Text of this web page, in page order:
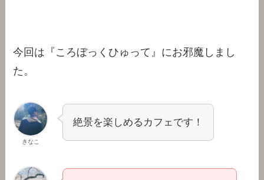
今回は『ころぼっくひゅって』にお邪魔しまし
た。
きなこ
絶景を楽しめるカフェです！